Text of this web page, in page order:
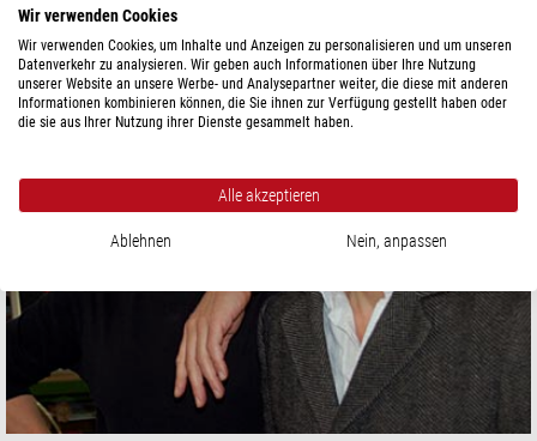
Wir verwenden Cookies
Wir verwenden Cookies, um Inhalte und Anzeigen zu personalisieren und um unseren
Datenverkehr zu analysieren. Wir geben auch Informationen über Ihre Nutzung
unserer Website an unsere Werbe- und Analysepartner weiter, die diese mit anderen
Informationen kombinieren können, die Sie ihnen zur Verfügung gestellt haben oder
die sie aus Ihrer Nutzung ihrer Dienste gesammelt haben.
Alle akzeptieren
Ablehnen Nein, anpassen